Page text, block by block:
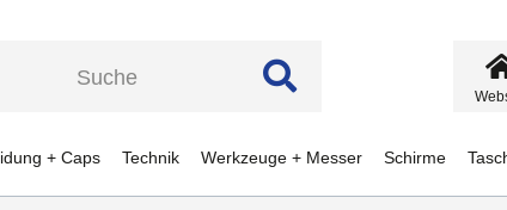
+ Caps Technik Werkzeuge + Messer Schirme